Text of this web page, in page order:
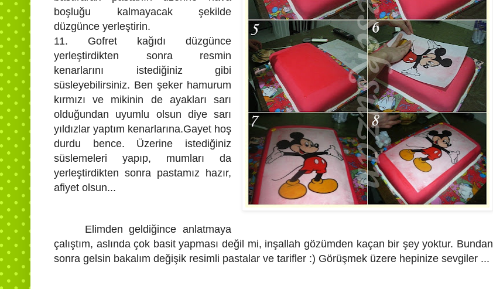
boşluğu kalmayacak şekilde
düzgünce yerleştirin.
11. Gofret kağıdı düzgünce
yerleştirdikten sonra resmin
kenarlarını istediğiniz gibi
süsleyebilirsiniz. Ben şeker hamurum
kırmızı ve mikinin de ayakları sarı
olduğundan uyumlu olsun diye sarı
yıldızlar yaptım kenarlarına.Gayet hoş
durdu bence. Üzerine istediğiniz
süslemeleri yapıp, mumları da
yerleştirdikten sonra pastamız hazır,
afiyet olsun...
Elimden geldiğince anlatmaya
çalıştım, aslında çok basit yapması değil mi, inşallah gözümden kaçan bir şey yoktur. Bundan
sonra gelsin bakalım değişik resimli pastalar ve tarifler :) Görüşmek üzere hepinize sevgiler ...